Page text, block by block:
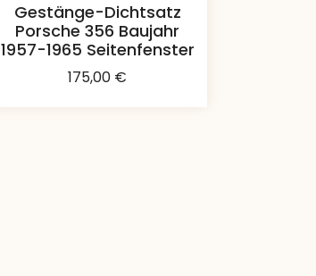
Gestänge-Dichtsatz
Porsche 356 Baujahr
1957-1965 Seitenfenster
175,00 €